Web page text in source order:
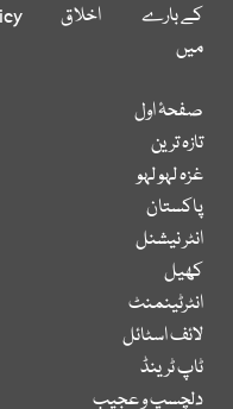
کے بارے
میں
اخلاق
صفحۂ اول
تازہ ترین
غزہ لہو لہو
پاکستان
انٹر نیشنل
کھیل
انٹرٹینمنٹ
لائف اسٹائل
ٹاپ ٹرینڈ
دلچسپ و عجیب